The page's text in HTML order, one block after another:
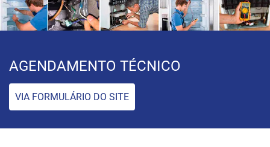
AGENDAMENTO TÉCNICO
VIA FORMULÁRIO DO SITE